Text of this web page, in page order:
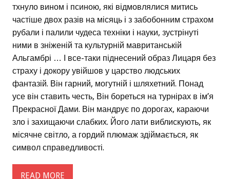
тхнуло вином і псиною, які відмовлялися митись
частіше двох разів на місяць і з забобонним страхом
рубали і палили чудеса техніки і науки, зустрінуті
ними в зніженій та культурній мавританській
Альгамбрі … І все-таки піднесений образ Лицаря без
страху і докору увійшов у царство людських
фантазій. Він гарний, могутній і шляхетний. Понад
усе він ставить честь, Він бореться на турнірах в ім’я
Прекрасної Дами. Він мандрує по дорогах, караючи
зло і захищаючи слабких. Його лати виблискують, як
місячне світло, а гордий плюмаж здіймається, як
символ справедливості.
READ MORE